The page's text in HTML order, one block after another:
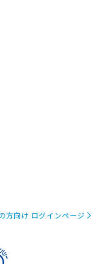
方向け ログインページ